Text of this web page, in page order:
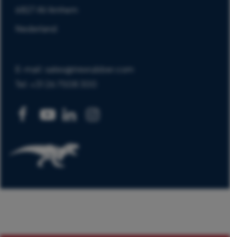
6827 AV Arnhem
Nederland
E-mail: sales@trexrubber.com